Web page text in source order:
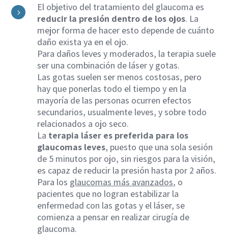
5
El objetivo del tratamiento del glaucoma es
reducir la presión dentro de los ojos. La
mejor forma de hacer esto depende de cuánto
daño exista ya en el ojo.
Para daños leves y moderados, la terapia suele
ser una combinación de láser y gotas.
Las gotas suelen ser menos costosas, pero
hay que ponerlas todo el tiempo y en la
mayoría de las personas ocurren efectos
secundarios, usualmente leves, y sobre todo
relacionados a ojo seco.
La terapia láser es preferida para los
glaucomas leves, puesto que una sola sesión
de 5 minutos por ojo, sin riesgos para la visión,
es capaz de reducir la presión hasta por 2 años.
Para los glaucomas más avanzados, o
pacientes que no logran estabilizar la
enfermedad con las gotas y el láser, se
comienza a pensar en realizar cirugía de
glaucoma.